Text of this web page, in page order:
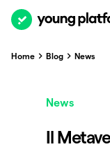
Home Blog News
News
Il